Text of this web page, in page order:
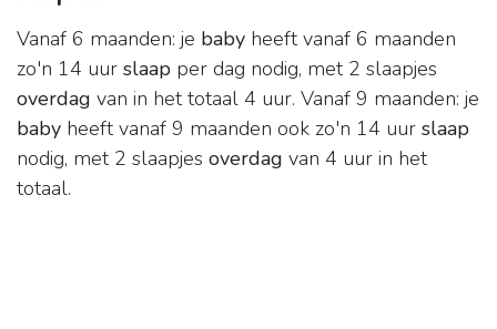
Vanaf 6 maanden: je baby heeft vanaf 6 maanden
zo'n 14 uur slaap per dag nodig, met 2 slaapjes
overdag van in het totaal 4 uur. Vanaf 9 maanden: je
baby heeft vanaf 9 maanden ook zo'n 14 uur slaap
nodig, met 2 slaapjes overdag van 4 uur in het
totaal.